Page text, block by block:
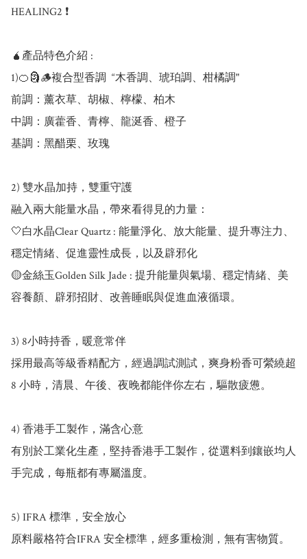
HEALING2 ❗
🧉產品特色介紹 :
1)🍊🗿🪵複合型香調  “木香調、琥珀調、柑橘調"
前調：薰衣草、胡椒、檸檬、柏木
中調：廣藿香、青檸、龍涎香、橙子
基調：黑醋栗、玫瑰
2) 雙水晶加持，雙重守護
融入兩大能量水晶，帶來看得見的力量：
🤍白水晶Clear Quartz : 能量淨化、放大能量、提升專注力、
穩定情緒、促進靈性成長，以及辟邪化
🟡金絲玉Golden Silk Jade : 提升能量與氣場、穩定情緒、美
容養顏、辟邪招財、改善睡眠與促進血液循環。
3) 8小時持香，暖意常伴
採用最高等級香精配方，經過調試測試，爽身粉香可縈繞超
8 小時，清晨、午後、夜晚都能伴你左右，驅散疲憊。
4) 香港手工製作，滿含心意
有別於工業化生產，堅持香港手工製作，從選料到鑲嵌均人
手完成，每瓶都有專屬溫度。
5) IFRA 標準，安全放心
原料嚴格符合IFRA 安全標準，經多重檢測，無有害物質。